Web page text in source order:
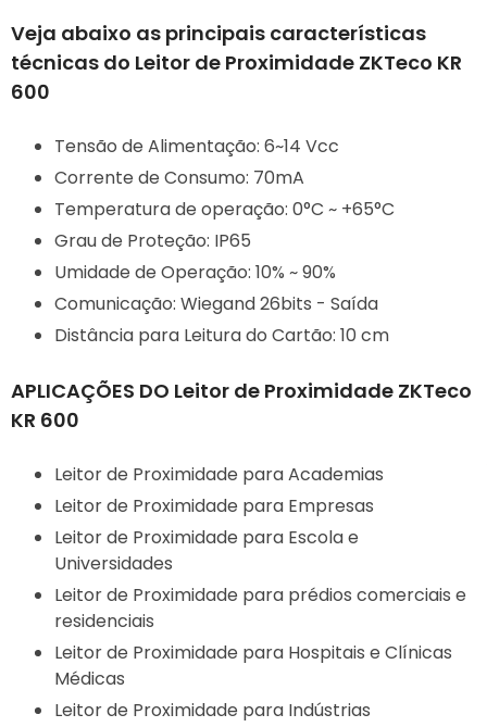
Veja abaixo as principais características
técnicas do Leitor de Proximidade ZKTeco KR
600
Tensão de Alimentação: 6~14 Vcc
Corrente de Consumo: 70mA
Temperatura de operação: 0°C ~ +65°C
Grau de Proteção: IP65
Umidade de Operação: 10% ~ 90%
Comunicação: Wiegand 26bits - Saída
Distância para Leitura do Cartão: 10 cm
APLICAÇÕES DO Leitor de Proximidade ZKTeco
KR 600
Leitor de Proximidade para Academias
Leitor de Proximidade para Empresas
Leitor de Proximidade para Escola e
Universidades
Leitor de Proximidade para prédios comerciais e
residenciais
Leitor de Proximidade para Hospitais e Clínicas
Médicas
Leitor de Proximidade para Indústrias